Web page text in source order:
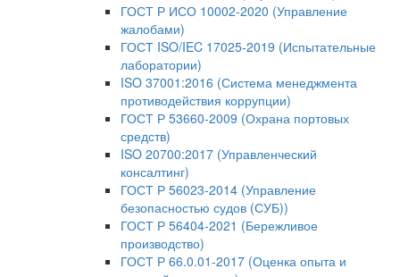
ГОСТ Р ИСО 10002-2020 (Управление
жалобами)
ГОСТ ISO/IEC 17025-2019 (Испытательные
лаборатории)
ISO 37001:2016 (Система менеджмента
противодействия коррупции)
ГОСТ Р 53660-2009 (Охрана портовых
средств)
ISO 20700:2017 (Управленческий
консалтинг)
ГОСТ Р 56023-2014 (Управление
безопасностью судов (СУБ))
ГОСТ Р 56404-2021 (Бережливое
производство)
ГОСТ Р 66.0.01-2017 (Оценка опыта и